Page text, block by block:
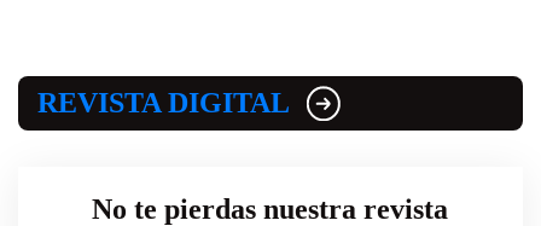
REVISTA DIGITAL
No te pierdas nuestra revista